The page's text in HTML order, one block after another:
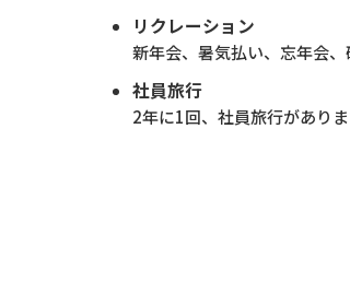
リクレーション
新年会、暑気払い、忘年会、
社員旅行
2年に1回、社員旅行がありま